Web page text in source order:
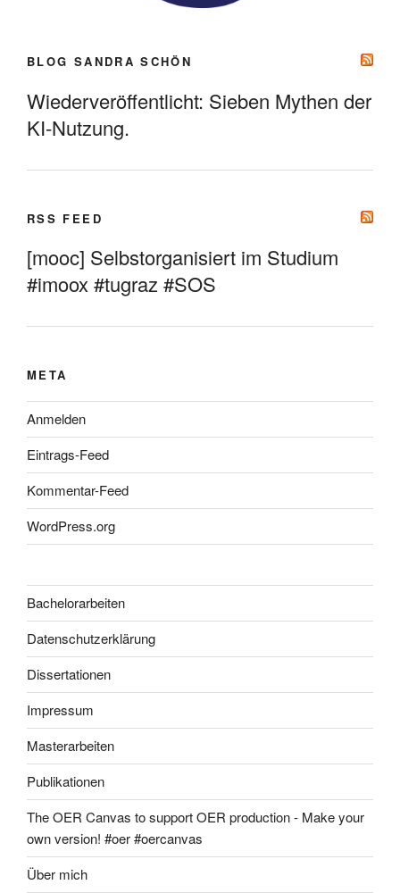
BLOG SANDRA SCHÖN
Wiederveröffentlicht: Sieben Mythen der
KI-Nutzung.
RSS FEED
[mooc] Selbstorganisiert im Studium
#imoox #tugraz #SOS
META
Anmelden
Eintrags-Feed
Kommentar-Feed
WordPress.org
Bachelorarbeiten
Datenschutzerklärung
Dissertationen
Impressum
Masterarbeiten
Publikationen
The OER Canvas to support OER production - Make your
own version! #oer #oercanvas
Über mich